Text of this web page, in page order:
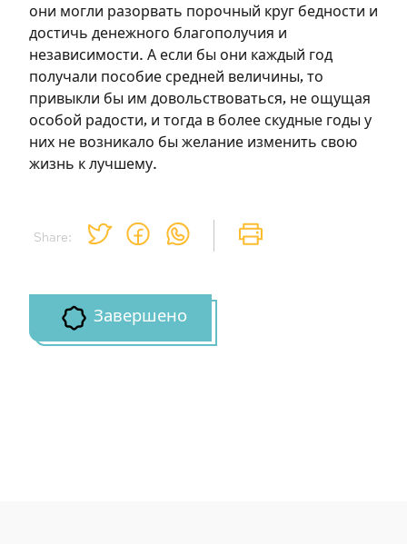
Share:
они могли разорвать порочный круг бедности и
достичь денежного благополучия и
независимости. А если бы они каждый год
получали пособие средней величины, то
привыкли бы им довольствоваться, не ощущая
особой радости, и тогда в более скудные годы у
них не возникало бы желание изменить свою
жизнь к лучшему.
Завершено
Чтобы делать пометки на сайте,
необходимо зарегистрироваться.
Подписаться Войти